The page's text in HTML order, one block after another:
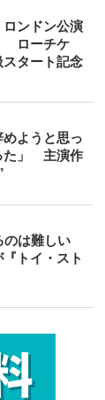
ンドン公演
ローチケ
スタート記念
ようと思っ
た」 主演作
のは難しい
トイ・スト